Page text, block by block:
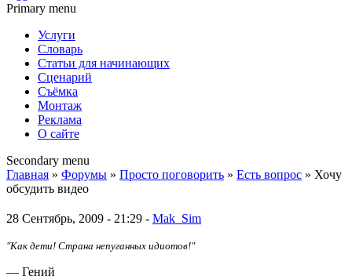
Primary menu
Услуги
Словарь
Статьи для начинающих
Сценарий
Съёмка
Монтаж
Реклама
О сайте
Secondary menu
Главная » Форумы » Просто поговорить » Есть вопрос » Хочу
обсудить видео
28 Сентябрь, 2009 - 21:29 - Mak_Sim
"Как дети! Страна непуганных идиотов!"
— Гений